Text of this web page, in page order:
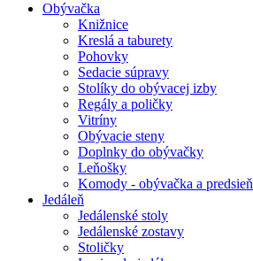
Obývačka
Knižnice
Kreslá a taburety
Pohovky
Sedacie súpravy
Stolíky do obývacej izby
Regály a poličky
Vitríny
Obývacie steny
Doplnky do obývačky
Leňošky
Komody - obývačka a predsieň
Jedáleň
Jedálenské stoly
Jedálenské zostavy
Stoličky